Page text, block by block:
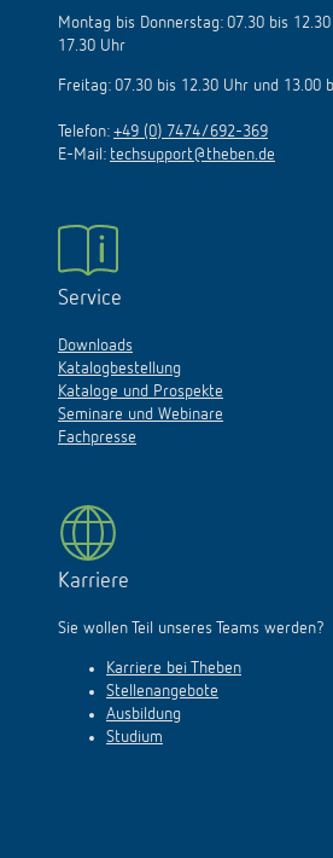
Montag bis Donnerstag: 07.30 bis
17.30 Uhr
Freitag: 07.30 bis 12.30 Uhr und 13.00
Telefon: +49 (0) 7474/692-369
E-Mail: techsupport@theben.de
Service
Downloads
Katalogbestellung
Kataloge und Prospekte
Seminare und Webinare
Fachpresse
Karriere
Sie wollen Teil unseres Teams werden?
Karriere bei Theben
Stellenangebote
Ausbildung
Studium